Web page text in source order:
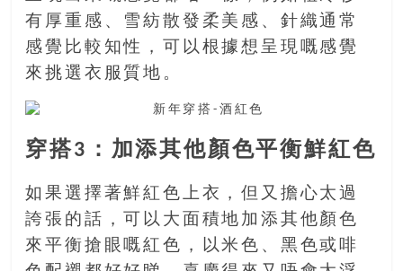
齡
寶
藏。
同
著
觀
積
極
有厚重感、雪紡散發柔美感、針織通常
感覺比較知性，可以根據想呈現嘅感覺
來挑選衣服質地。
穿搭3：加添其他顏色平衡鮮紅色
如果選擇著鮮紅色上衣，但又擔心太過
誇張的話，可以大面積地加添其他顏色
來平衡搶眼嘅紅色，以米色、黑色或啡